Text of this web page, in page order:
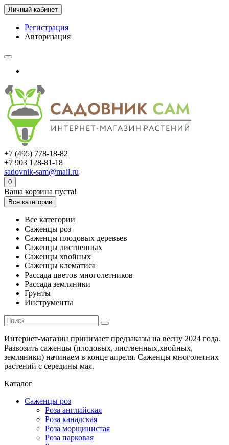
Личный кабинет
Регистрация
Авторизация
+7 (495) 778-18-82
+7 903 128-81-18
sadovnik-sam@mail.ru
0
Ваша корзина пуста!
Все категории
Все категории
Саженцы роз
Саженцы плодовых деревьев
Саженцы лиственных
Саженцы хвойных
Саженцы клематиса
Рассада цветов многолетников
Рассада земляники
Грунты
Инструменты
Интернет-магазин принимает предзаказы на весну 2024 года.
Развозить саженцы (плодовых, лиственных,хвойных,
земляники) начинаем в конце апреля. Саженцы многолетних
растений с середины мая.
Каталог
Саженцы роз
Роза английская
Роза канадская
Роза морщинистая
Роза парковая